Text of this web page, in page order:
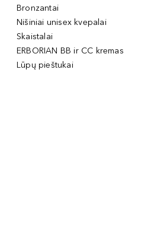
Bronzantai
Nišiniai unisex kvepalai
Skaistalai
ERBORIAN BB ir CC kremas
Lūpų pieštukai